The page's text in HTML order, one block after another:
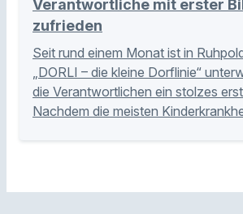
Verantwortliche mit erster
zufrieden
Seit rund einem Monat ist in
„DORLI – die kleine Dorflinie“
die Verantwortlichen ein stolzes
Nachdem die meisten